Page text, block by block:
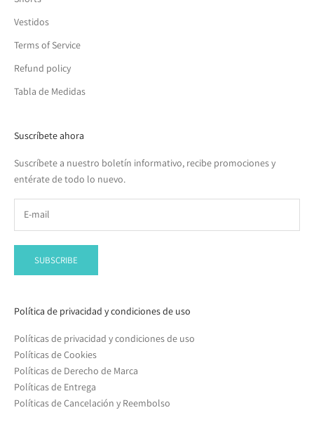
Vestidos
Terms of Service
Refund policy
Tabla de Medidas
Suscríbete ahora
Suscríbete a nuestro boletín informativo, recibe promociones y
entérate de todo lo nuevo.
SUBSCRIBE
Política de privacidad y condiciones de uso
Políticas de privacidad y condiciones de uso
Políticas de Cookies
Políticas de Derecho de Marca
Políticas de Entrega
Políticas de Cancelación y Reembolso